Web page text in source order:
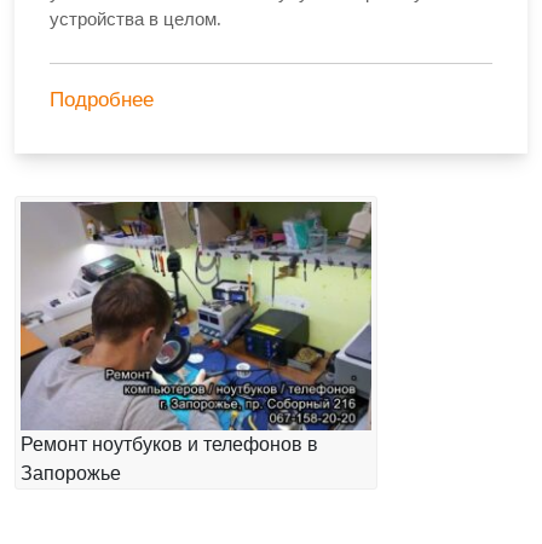
устройства в целом.
Подробнее
Ремонт ноутбуков и телефонов в
Запорожье